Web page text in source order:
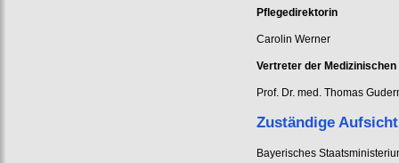
Pflegedirektorin
Carolin Werner
Vertreter der Medizinischen
Prof. Dr. med. Thomas
Zuständige
Bayerisches